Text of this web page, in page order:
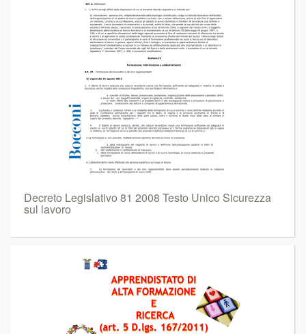
Decreto Legislativo 81 2008 Testo Unico Sicurezza
sul lavoro